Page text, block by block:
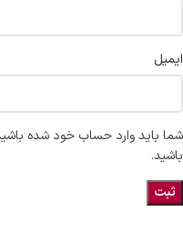
ایمیل
شما باید وارد حساب خود شده
باشید.